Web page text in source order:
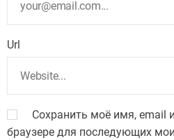
Url
Сохранить моё имя, email
браузере для последующих